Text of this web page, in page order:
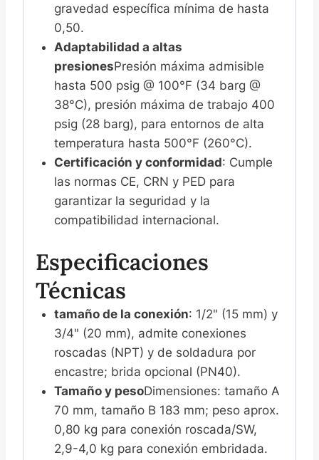
gravedad específica mínima de hasta
0,50.
Adaptabilidad a altas
presionesPresión máxima admisible
hasta 500 psig @ 100°F (34 barg @
38°C), presión máxima de trabajo 400
psig (28 barg), para entornos de alta
temperatura hasta 500°F (260°C).
Certificación y conformidad: Cumple
las normas CE, CRN y PED para
garantizar la seguridad y la
compatibilidad internacional.
Especificaciones
Técnicas
tamaño de la conexión: 1/2" (15 mm) y
3/4" (20 mm), admite conexiones
roscadas (NPT) y de soldadura por
encastre; brida opcional (PN40).
Tamaño y pesoDimensiones: tamaño A
70 mm, tamaño B 183 mm; peso aprox.
0,80 kg para conexión roscada/SW,
2,9-4,0 kg para conexión embridada.